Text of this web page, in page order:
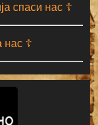
спаси нас ☦
нас ☦